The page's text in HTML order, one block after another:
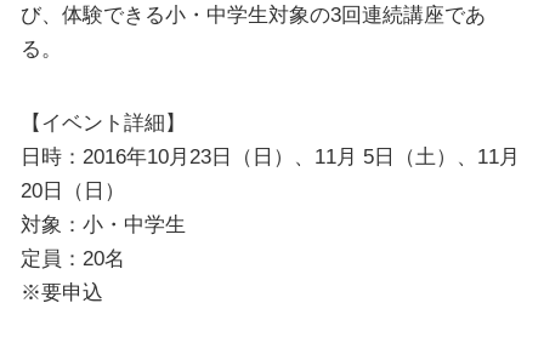
び、体験できる小・中学生対象の3回連続講座であ
る。
【イベント詳細】
日時：2016年10月23日（日）、11月 5日（土）、11月
20日（日）
対象：小・中学生
定員：20名
※要申込